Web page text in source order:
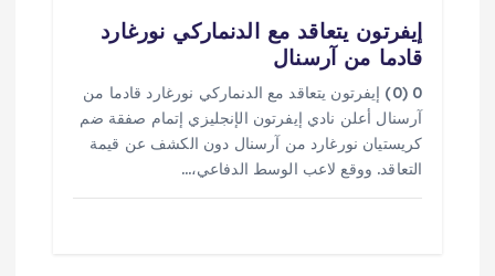
إيفرتون يتعاقد مع الدنماركي نورغارد
قادما من آرسنال
0 (0) إيفرتون يتعاقد مع الدنماركي نورغارد قادما من
آرسنال أعلن نادي إيفرتون الإنجليزي إتمام صفقة ضم
كريستيان نورغارد من آرسنال دون الكشف عن قيمة
التعاقد. ووقع لاعب الوسط الدفاعي،…